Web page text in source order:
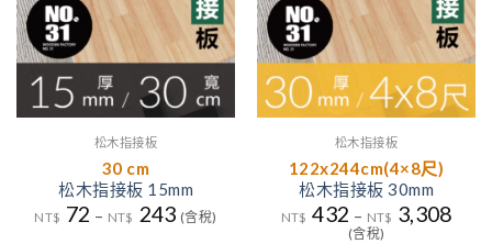
松木指接板
30 cm
松木指接板 15mm
NT$ 72 – NT$ 243 (含稅)
松木指接板
122x244cm(4×8尺)
松木指接板 30mm
NT$ 432 – NT$ 3,308
(含稅)